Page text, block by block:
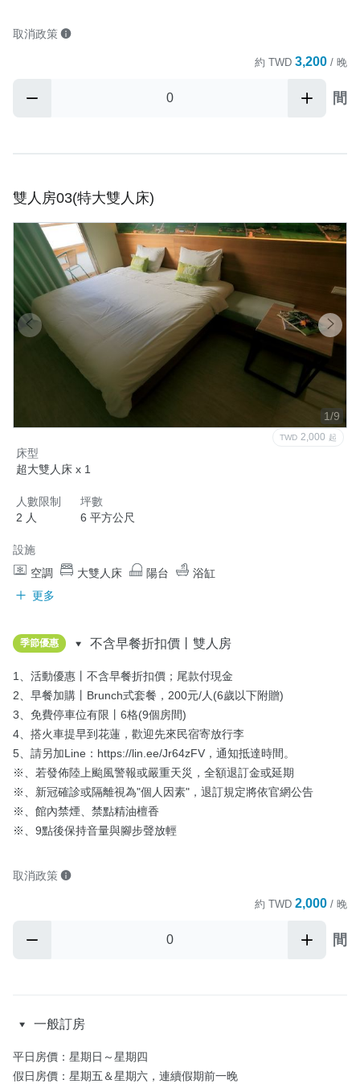
取消政策
約 TWD 3,200 / 晚
間
雙人房03(特大雙人床)
1/9
TWD 2,000 起
床型
超大雙人床 x 1
人數限制
2 人
坪數
6 平方公尺
設施
空調
大雙人床 陽台
浴缸
更多
季節優惠 不含早餐折扣價丨雙人房
1、活動優惠丨不含早餐折扣價；尾款付現金
2、早餐加購丨Brunch式套餐，200元/人(6歲以下附贈)
3、免費停車位有限丨6格(9個房間)
4、搭火車提早到花蓮，歡迎先來民宿寄放行李
5、請另加Line：https://lin.ee/Jr64zFV，通知抵達時間。
※、若發佈陸上颱風警報或嚴重天災，全額退訂金或延期
※、新冠確診或隔離視為"個人因素"，退訂規定將依官網公告
※、館內禁煙、禁點精油檀香
※、9點後保持音量與腳步聲放輕
取消政策
約 TWD 2,000 / 晚
間
一般訂房
平日房價：星期日～星期四
假日房價：星期五＆星期六，連續假期前一晚